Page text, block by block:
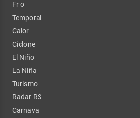
Frio
Temporal
Calor
Ciclone
El Niño
La Niña
Turismo
Radar RS
Carnaval